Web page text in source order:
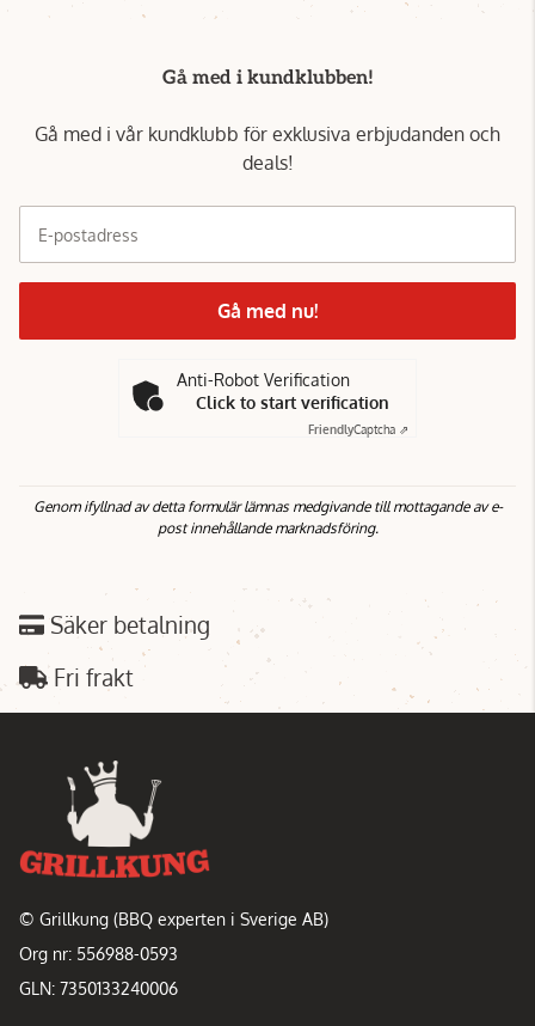
Gå med i kundklubben!
Gå med i vår kundklubb för exklusiva erbjudanden och
deals!
E-postadress
Gå med nu!
Anti-Robot Verification
Click to start verification
FriendlyCaptcha ⇗
Genom ifyllnad av detta formulär lämnas medgivande till mottagande av e-
post innehållande marknadsföring.
Säker betalning
Fri frakt
© Grillkung (BBQ experten i Sverige AB)
Org nr: 556988-0593
GLN: 7350133240006